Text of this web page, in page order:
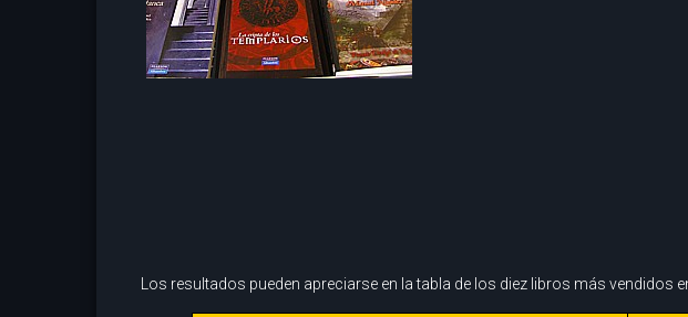
Los resultados pueden apreciarse en la tabla de los diez libros más vendidos